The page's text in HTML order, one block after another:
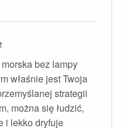
bez lampy
właśnie jest Twoja
strategii
można się łudzić,
i lekko dryfuje